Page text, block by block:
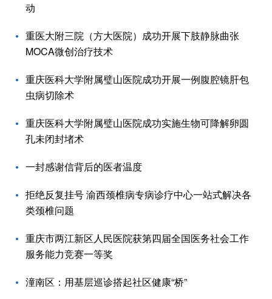
动
重医大附三院（方大医院）成功开展下肢静脉曲张
MOCA微创治疗技术
重庆医科大学附属璧山医院成功开展一例腹腔镜肝包
虫病切除术
重庆医科大学附属璧山医院成功实施生物可降解卵圆
孔未闭封堵术
一封感谢信背后的医者温度
拒绝反复挂号 渝西颈椎病专病诊疗中心一站式解决各
类颈椎问题
重庆市两江新区人民医院获第四届全国医务社会工作
服务能力竞赛一等奖
潼南区：用基层巡诊搭起社区健康“桥”